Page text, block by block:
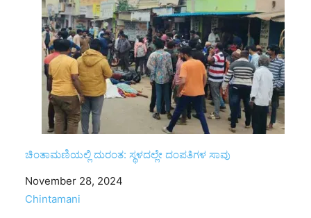
ಚಿಂತಾಮಣಿಯಲ್ಲಿ ದುರಂತ: ಸ್ಥಳದಲ್ಲೇ ದಂಪತಿಗಳ ಸಾವು
Date
November 28, 2024
In relation to
Chintamani